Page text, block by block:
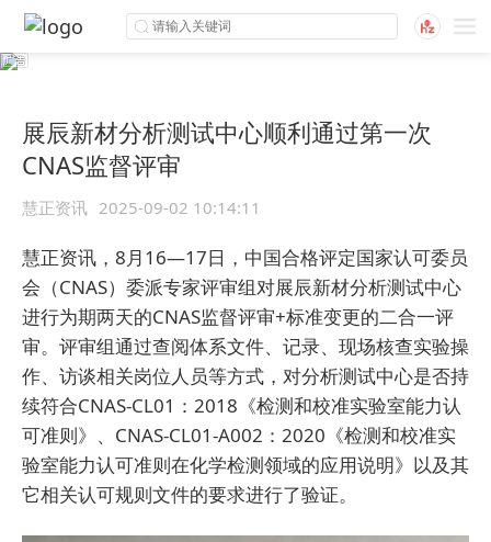
展辰新材分析测试中心顺利通过第一次
CNAS监督评审
慧正资讯 2025-09-02 10:14:11
慧正资讯，8月16—17日，中国合格评定国家认可委员
会（CNAS）委派专家评审组对展辰新材分析测试中心
进行为期两天的CNAS监督评审+标准变更的二合一评
审。评审组通过查阅体系文件、记录、现场核查实验操
作、访谈相关岗位人员等方式，对分析测试中心是否持
续符合CNAS-CL01：2018《检测和校准实验室能力认
可准则》、CNAS-CL01-A002：2020《检测和校准实
验室能力认可准则在化学检测领域的应用说明》以及其
它相关认可规则文件的要求进行了验证。